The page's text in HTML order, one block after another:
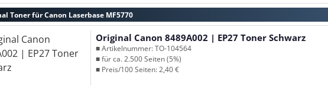
Toner für Canon Laserbase MF5770
Original Canon 8489A002 | EP27 Toner Schwarz
■ Artikelnummer: TO-104564
■ für ca. 2.500 Seiten (5%)
■ Preis/100 Seiten: 2,40 €